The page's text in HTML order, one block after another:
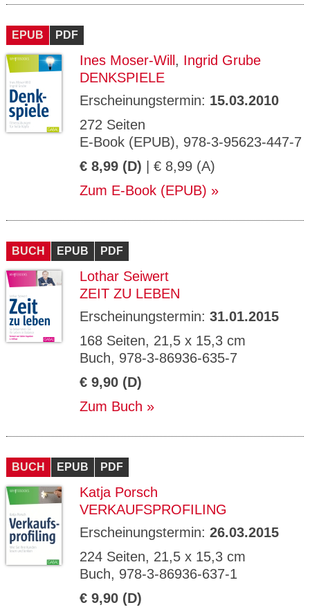
EPUB PDF
Ines Moser-Will , Ingrid Grube
DENKSPIELE
Erscheinungstermin: 15.03.2010
272 Seiten
E-Book (EPUB), 978-3-95623-447-7
€ 8,99 (D) | € 8,99 (A)
Zum E-Book (EPUB)
BUCH EPUB PDF
Lothar Seiwert
ZEIT ZU LEBEN
Erscheinungstermin: 31.01.2015
168 Seiten, 21,5 x 15,3 cm
Buch, 978-3-86936-635-7
€ 9,90 (D)
Zum Buch
BUCH EPUB PDF
Katja Porsch
VERKAUFSPROFILING
Erscheinungstermin: 26.03.2015
224 Seiten, 21,5 x 15,3 cm
Buch, 978-3-86936-637-1
€ 9,90 (D)